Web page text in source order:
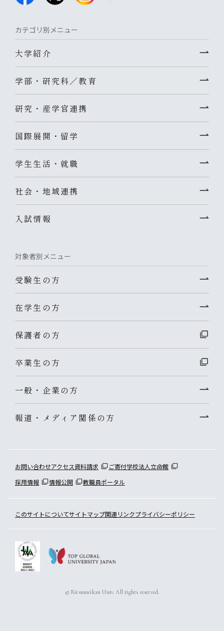
カテゴリ別メニュー
大学紹介
学部・研究科／教育
研究・産学官連携
国際展開・留学
学生生活・就職
社会・地域連携
入試情報
対象者別メニュー
受験生の方
在学生の方
保護者の方
卒業生の方
一般・企業の方
報道・メディア関係の方
お問い合わせアクセス資料請求 ご寄付学校法人立命館
採用情報
情報公開 教職員ポータル
このサイトについてサイトマップ関連リンクプライバシーポリシー
© Ritsumeikan Univ. All rights reserved.